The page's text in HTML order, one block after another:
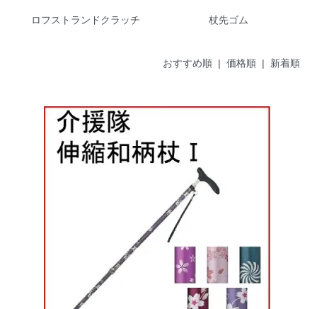
ロフストランドクラッチ 杖先ゴム
おすすめ順 | 価格順| 新着順